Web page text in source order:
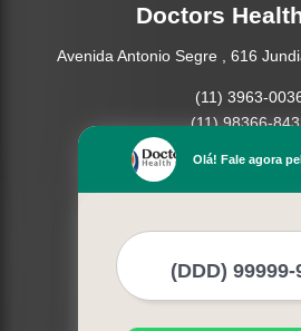
Doctors
Avenida Antonio Segre , 616
(11) 3963-
(11) 98366-
Missão
Olá! Fale agora